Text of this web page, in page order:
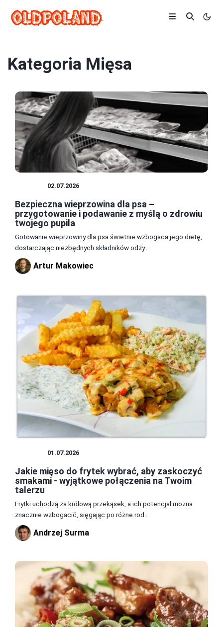
Kategoria Mięsa
02.07.2026
Bezpieczna wieprzowina dla psa –
przygotowanie i podawanie z myślą o zdrowiu
twojego pupila
Gotowanie wieprzowiny dla psa świetnie wzbogaca jego dietę,
dostarczając niezbędnych składników odży...
Artur Makowiec
01.07.2026
Jakie mięso do frytek wybrać, aby zaskoczyć
smakami - wyjątkowe połączenia na Twoim
talerzu
Frytki uchodzą za królową przekąsek, a ich potencjał można
znacznie wzbogacić, sięgając po różne rod...
Andrzej Surma